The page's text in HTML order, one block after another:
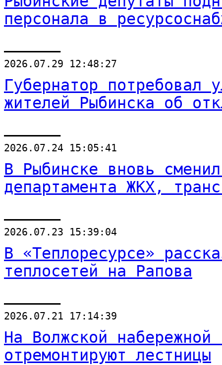
персонала в
2026.07.29 12:48:27
Губернатор потребовал
жителей Рыбинска об
2026.07.24 15:05:41
В Рыбинске вновь
департамента ЖКХ,
2026.07.23 15:39:04
В «Теплоресурсе»
теплосетей на Рапова
2026.07.21 17:14:39
На Волжской
отремонтируют лестницы